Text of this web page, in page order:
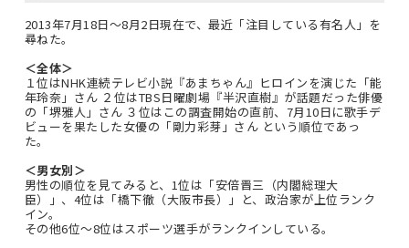
2013年7月18日～8月2日現在で、最近「注目している有名人」を
尋ねた。
＜全体＞
１位はNHK連続テレビ小説『あまちゃん』ヒロインを演じた「能
年玲奈」さん ２位はTBS日曜劇場『半沢直樹』が話題だった俳優
の「堺雅人」さん ３位はこの調査開始の直前、7月10日に歌手デ
ビューを果たした女優の「剛力彩芽」さん という順位であっ
た。
＜男女別＞
男性の順位を見てみると、1位は「安倍晋三（内閣総理大
臣）」、4位は「橋下徹（大阪市長）」と、政治家が上位ランク
イン。
その他6位～8位はスポーツ選手がランクインしている。